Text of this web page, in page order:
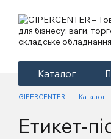
Каталог
GIPERCENTER Каталог
Етикет-